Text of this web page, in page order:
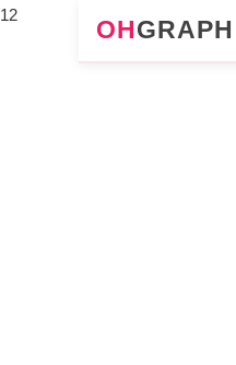
OHGRAPH
12